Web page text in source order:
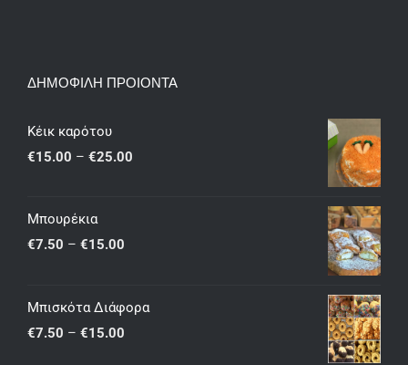
ΔΗΜΟΦΙΛΗ ΠΡΟΙΟΝΤΑ
Κέικ καρότου
€15.00 – €25.00
Μπουρέκια
€7.50 – €15.00
through
Μπισκότα Διάφορα
€7.50 – €15.00